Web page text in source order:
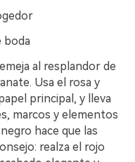
boda
al resplandor de
Usa el rosa y
principal, y lleva
marcos y elementos
hace que las
realza el rojo